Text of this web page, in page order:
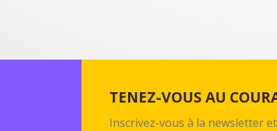
TENEZ-VOUS AU
Inscrivez-vous à la newsletter